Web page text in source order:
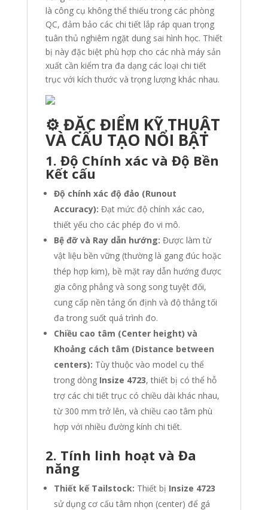
là công cụ không thể thiếu trong các phòng
QC, đảm bảo các chi tiết lắp ráp quan trọng
tuân thủ nghiêm ngặt dung sai hình học. Thiết
bị này đặc biệt phù hợp cho các nhà máy sản
xuất cần kiểm tra đa dạng các loại chi tiết
trục với kích thước và trọng lượng khác nhau.
⚙️ ĐẶC ĐIỂM KỸ THUẬT
VÀ CẤU TẠO NỔI BẬT
1. Độ Chính xác và Độ Bền
Kết cấu
Độ chính xác độ đảo (Runout
Accuracy): Đạt mức độ chính xác cao,
thiết yếu cho các phép đo vi mô.
Bệ đỡ và Ray dẫn hướng: Được làm từ
vật liệu bền vững (thường là gang đúc hoặc
thép hợp kim), bề mặt ray dẫn hướng được
gia công phẳng và song song tuyệt đối,
cung cấp nền tảng ổn định và độ thẳng tối
đa trong suốt quá trình đo.
Chiều cao tâm (Center height) và
Khoảng cách tâm (Distance between
centers): Tùy thuộc vào model cụ thể
trong dòng Insize 4723, thiết bị có thể hỗ
trợ các chi tiết trục có chiều dài khác nhau,
từ 300 mm trở lên, và chiều cao tâm phù
hợp với nhiều đường kính chi tiết.
2. Tính linh hoạt và Đa
năng
Thiết kế Tailstock: Thiết bị Insize 4723
sử dụng cơ cấu tâm nhọn (center) để gá